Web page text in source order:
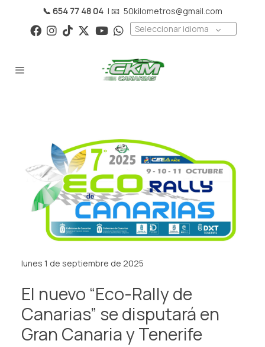
📞 654 77 48 04 | 📧 50kilometros@gmail.com
Seleccionar idioma
lunes 1 de septiembre de 2025
El nuevo “Eco-Rally de
Canarias” se disputará en
Gran Canaria y Tenerife